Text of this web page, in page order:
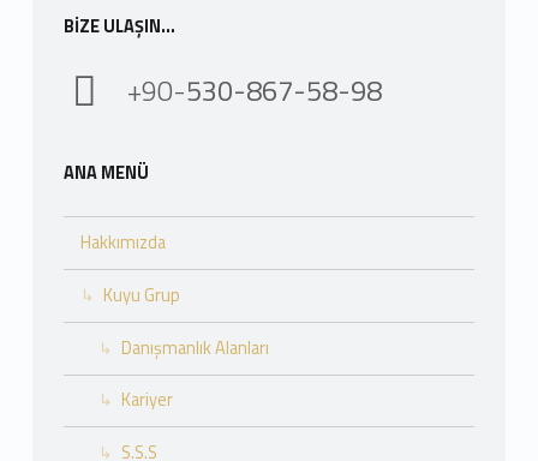
BIZE ULAŞIN…
+90-530-867-58-98
ANA MENÜ
Hakkımızda
Kuyu Grup
Danışmanlık Alanları
Kariyer
S.S.S